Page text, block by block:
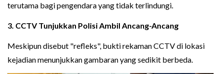
terutama bagi pengendara yang tidak terlindungi.
3. CCTV Tunjukkan Polisi Ambil Ancang-Ancang
Meskipun disebut "refleks", bukti rekaman CCTV di lokasi
kejadian menunjukkan gambaran yang sedikit berbeda.